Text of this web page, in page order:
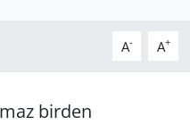
A- A+
birden